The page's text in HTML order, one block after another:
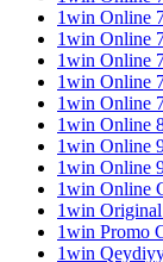
1win Online
1win Online
1win Online
1win Online
1win Online
1win Online
1win Online
1win Online
1win Online
1win
1win Promo
1win